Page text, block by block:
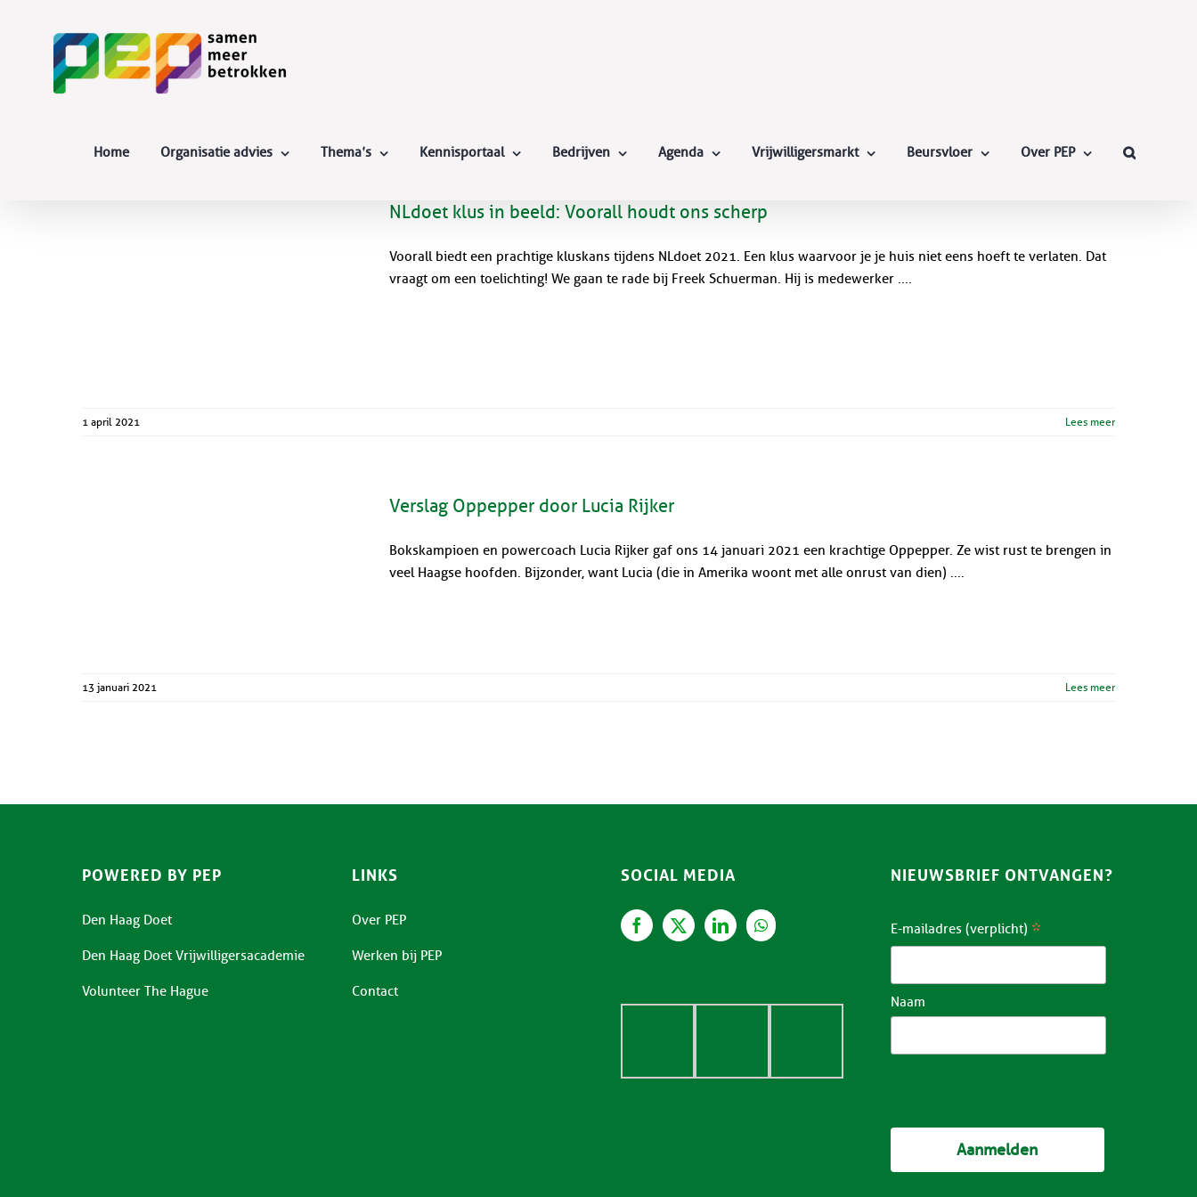
Home Organisatie advies Thema’s Kennisportaal Bedrijven Agenda Vrijwilligersmarkt Beursvloer Over PEP
NLdoet klus in beeld: Voorall houdt ons scherp
Voorall biedt een prachtige kluskans tijdens NLdoet 2021. Een klus waarvoor je je huis niet eens hoeft te verlaten. Dat
vraagt om een toelichting! We gaan te rade bij Freek Schuerman. Hij is medewerker ....
1 april 2021 Lees meer
Verslag Oppepper door Lucia Rijker
Bokskampioen en powercoach Lucia Rijker gaf ons 14 januari 2021 een krachtige Oppepper. Ze wist rust te brengen in
veel Haagse hoofden. Bijzonder, want Lucia (die in Amerika woont met alle onrust van dien) ....
13 januari 2021 Lees meer
POWERED BY PEP
Den Haag Doet
Den Haag Doet Vrijwilligersacademie
Volunteer The Hague
LINKS
Over PEP
Werken bij PEP
Contact
SOCIAL MEDIA NIEUWSBRIEF ONTVANGEN?
E-mailadres (verplicht) *
Naam